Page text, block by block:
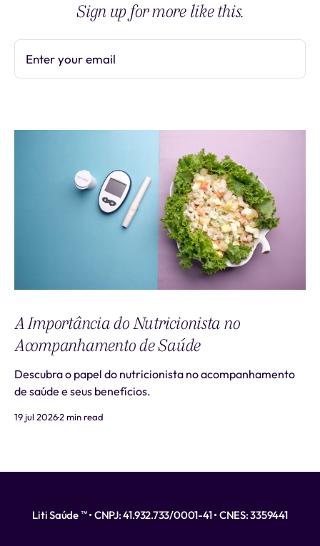
Sign up for more like this.
Enter your email
A Importância do Nutricionista no
Acompanhamento de Saúde
Descubra o papel do nutricionista no acompanhamento
de saúde e seus benefícios.
19 jul 20262 min read
Liti Saúde ™ • CNPJ: 41.932.733/0001-41 • CNES: 3359441